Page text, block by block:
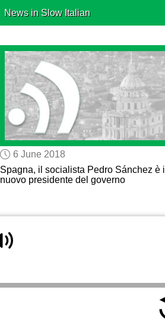
News in Slow Italian
6 June 2018
Spagna, il socialista Pedro Sánchez è il
nuovo presidente del governo